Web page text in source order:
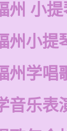
州 小
州小提
州学唱
音乐表